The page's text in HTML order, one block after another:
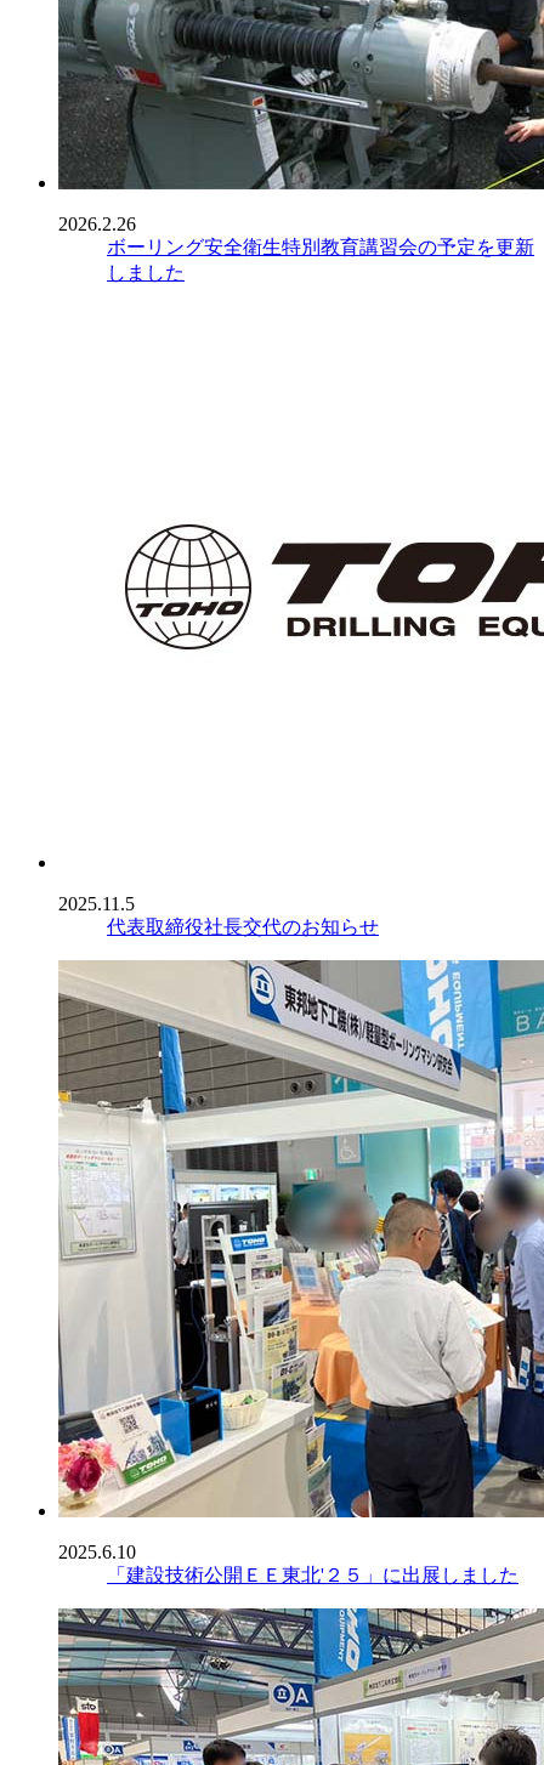
2026.2.26
ボーリング安全衛生特別教育講習会の予定を更新
しました
2025.11.5
代表取締役社長交代のお知らせ
2025.6.10
「建設技術公開ＥＥ東北'２５」に出展しました